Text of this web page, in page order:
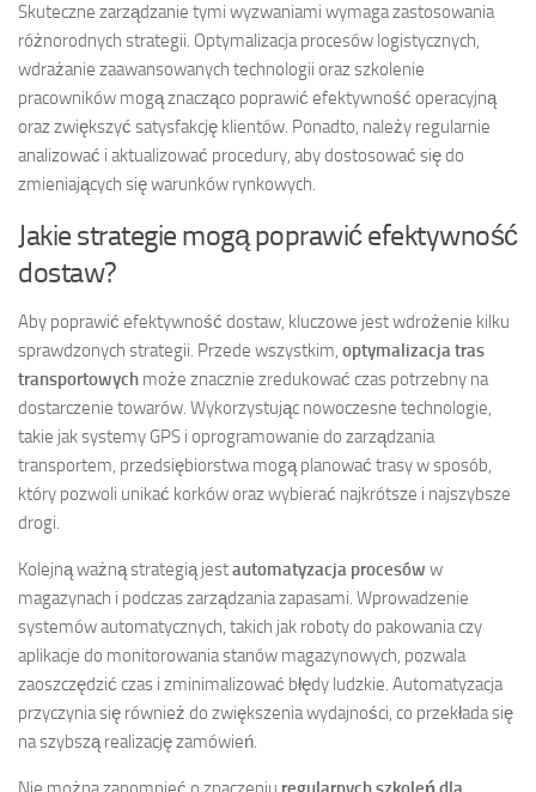
Skuteczne zarządzanie tymi wyzwaniami wymaga zastosowania
różnorodnych strategii. Optymalizacja procesów logistycznych,
wdrażanie zaawansowanych technologii oraz szkolenie
pracowników mogą znacząco poprawić efektywność operacyjną
oraz zwiększyć satysfakcję klientów. Ponadto, należy regularnie
analizować i aktualizować procedury, aby dostosować się do
zmieniających się warunków rynkowych.
Jakie strategie mogą poprawić efektywność
dostaw?
Aby poprawić efektywność dostaw, kluczowe jest wdrożenie kilku
sprawdzonych strategii. Przede wszystkim, optymalizacja tras
transportowych może znacznie zredukować czas potrzebny na
dostarczenie towarów. Wykorzystując nowoczesne technologie,
takie jak systemy GPS i oprogramowanie do zarządzania
transportem, przedsiębiorstwa mogą planować trasy w sposób,
który pozwoli unikać korków oraz wybierać najkrótsze i najszybsze
drogi.
Kolejną ważną strategią jestautomatyzacja procesów w
magazynach i podczas zarządzania zapasami. Wprowadzenie
systemów automatycznych, takich jak roboty do pakowania czy
aplikacje do monitorowania stanów magazynowych, pozwala
zaoszczędzić czas i zminimalizować błędy ludzkie. Automatyzacja
przyczynia się również do zwiększenia wydajności, co przekłada się
na szybszą realizację zamówień.